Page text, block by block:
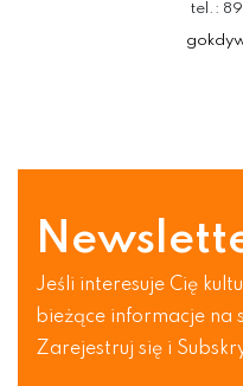
tel.:
Jeśli interesuje Cię
bieżące informacje na
Zarejestruj się i